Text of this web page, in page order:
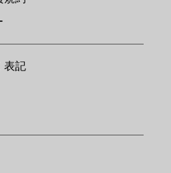
表記